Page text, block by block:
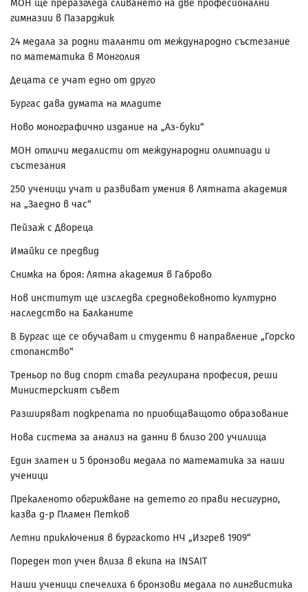
МОН ще преразгледа сливането на две професионални
гимназии в Пазарджик
24 медала за родни таланти от международно състезание
по математика в Монголия
Децата се учат едно от друго
Бургас дава думата на младите
Ново монографично издание на „Аз-буки“
МОН отличи медалисти от международни олимпиади и
състезания
250 ученици учат и развиват умения в Лятната академия
на „Заедно в час“
Пейзаж с Двореца
Имайки се предвид
Снимка на броя: Лятна академия в Габрово
Нов институт ще изследва средновековното културно
наследство на Балканите
В Бургас ще се обучават и студенти в направление „Горско
стопанство“
Треньор по вид спорт става регулирана професия, реши
Министерският съвет
Разширяват подкрепата по приобщаващото образование
Нова система за анализ на данни в близо 200 училища
Един златен и 5 бронзови медала по математика за наши
ученици
Прекаленото обгрижване на детето го прави несигурно,
казва д-р Пламен Петков
Летни приключения в бургаското НЧ „Изгрев 1909“
Пореден топ учен влиза в екипа на INSAIT
Наши ученици спечелиха 6 бронзови медала по лингвистика